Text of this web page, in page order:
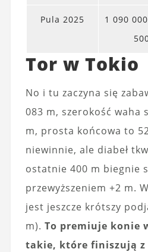
Pula 2025
1 090
Tor w Tokio
No i tu zaczyna się
083 m, szerokość waha
m, prosta końcowa to
niewinnie, ale diabeł
ostatnie 400 m biegnie
przewyższeniem +2 m.
jest jeszcze krótszy
m). To premiuje konie
takie, które finiszują z